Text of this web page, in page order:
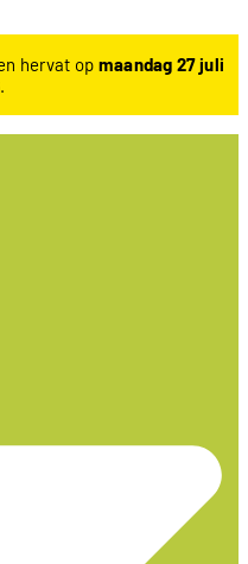
hervat op maandag 27 juli
.